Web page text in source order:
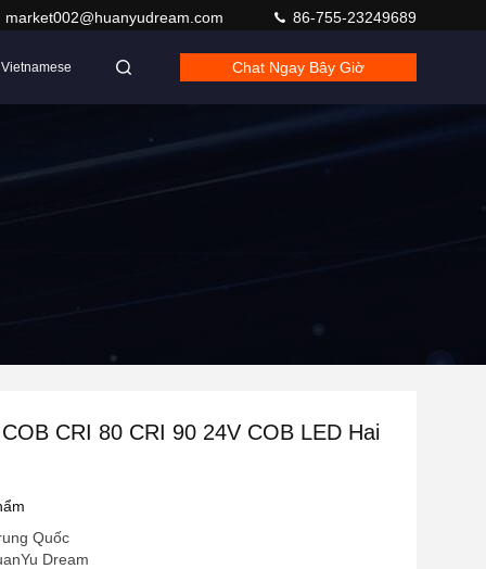
market002@huanyudream.com 86-755-23249689
Vietnamese Chat Ngay Bây Giờ
CRI 80 CRI 90 24V COB LED Hai
Quốc
Dream